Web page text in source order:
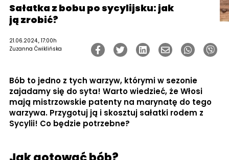
Sałatka z bobu po sycylijsku: jak
ją zrobić?
21.06.2024., 17:00h
Zuzanna Ćwiklińska
Bób to jedno z tych warzyw, którymi w sezonie
zajadamy się do syta! Warto wiedzieć, że Włosi
mają mistrzowskie patenty na marynatę do tego
warzywa. Przygotuj ją i skosztuj sałatki rodem z
Sycylii! Co będzie potrzebne?